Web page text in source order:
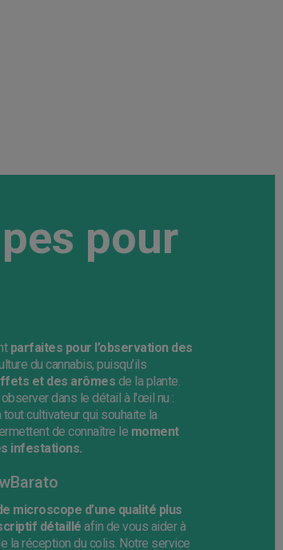
pour
parfaites pour l’observation des
du cannabis, puisqu’ils
et des arômes de la plante.
dans le détail à l'œil nu :
tout cultivateur qui souhaite la
de connaître le moment
infestations.
microscope d’une qualité plus
détaillé afin de vous aider à
la réception du colis. Notre service